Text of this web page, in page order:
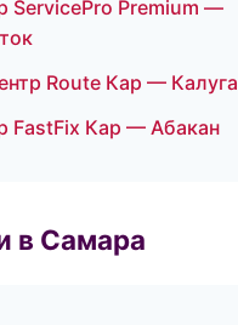
ServicePro Premium —
Route Кар — Калуга
FastFix Кар — Абакан
в Самара